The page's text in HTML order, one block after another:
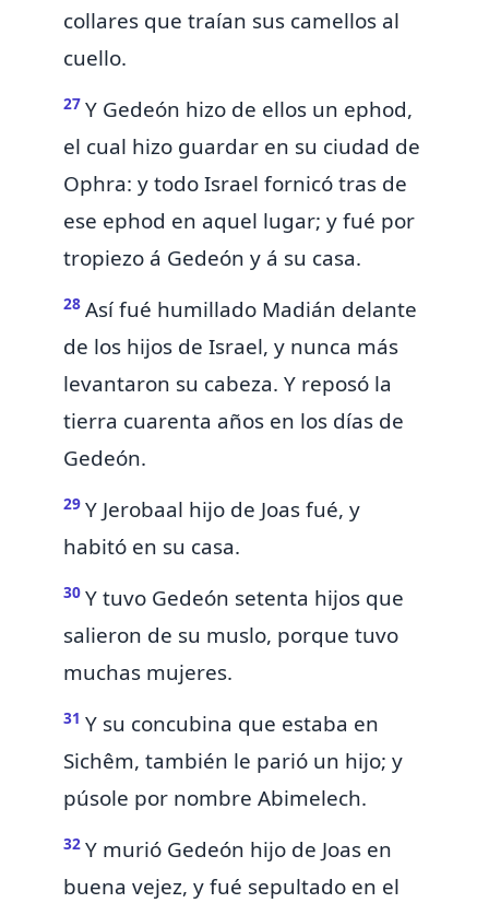
collares que traían sus camellos al
cuello.
27 Y Gedeón hizo de ellos un ephod,
el cual hizo guardar en su ciudad de
Ophra: y todo Israel fornicótras de
ese ephod en aquel lugar; y fué por
tropiezo á Gedeón y á su casa.
28 Así fué humillado Madián delante
de los hijos de Israel, y nunca más
levantaron su cabeza. Y reposó la
tierra cuarenta años en los días de
Gedeón.
29 Y Jerobaal hijo de Joas fué, y
habitó en su casa.
30 Y tuvo Gedeón setenta hijos que
salieron de su muslo, porque tuvo
muchas mujeres.
31 Y su concubina que estaba en
Sichêm, también le parió un hijo; y
púsole por nombre Abimelech.
32 Y murió Gedeón hijo de Joas en
buena vejez, y fué sepultado en el